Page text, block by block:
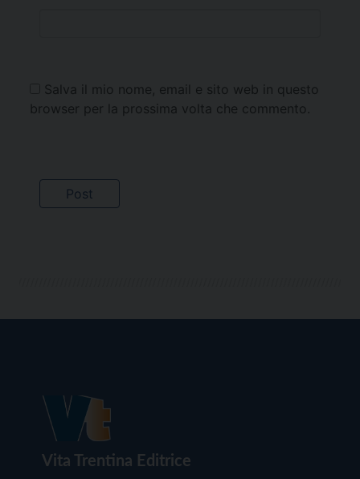
Salva il mio nome, email e sito web in questo
browser per la prossima volta che commento.
Vita Trentina Editrice